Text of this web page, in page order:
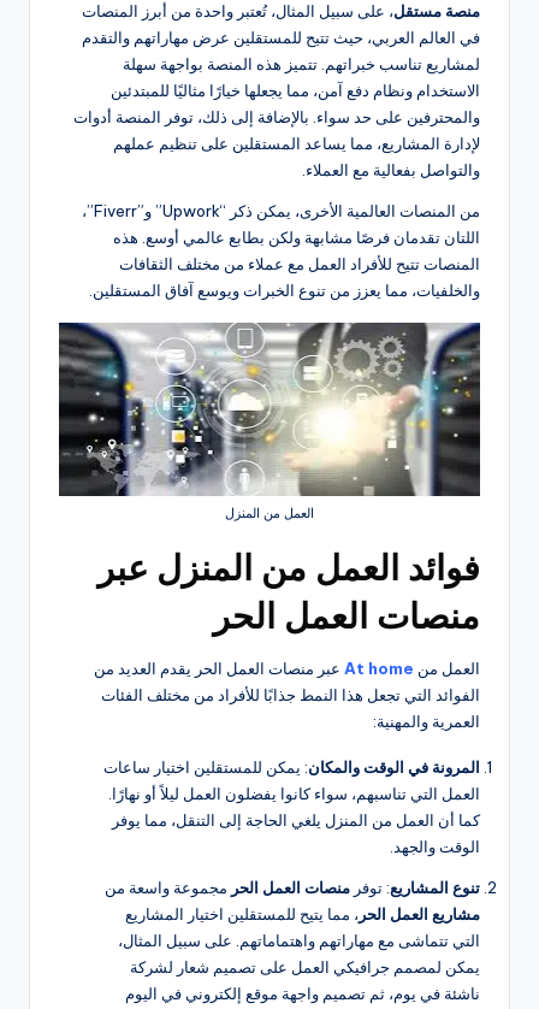
منصة مستقل، على سبيل المثال، تُعتبر واحدة من أبرز المنصات
في العالم العربي، حيث تتيح للمستقلين عرض مهاراتهم والتقدم
لمشاريع تناسب خبراتهم. تتميز هذه المنصة بواجهة سهلة
الاستخدام ونظام دفع آمن، مما يجعلها خيارًا مثاليًا للمبتدئين
والمحترفين على حد سواء. بالإضافة إلى ذلك، توفر المنصة أدوات
لإدارة المشاريع، مما يساعد المستقلين على تنظيم عملهم
والتواصل بفعالية مع العملاء.
من المنصات العالمية الأخرى، يمكن ذكر “Upwork” و”Fiverr”،
اللتان تقدمان فرصًا مشابهة ولكن بطابع عالمي أوسع. هذه
المنصات تتيح للأفراد العمل مع عملاء من مختلف الثقافات
والخلفيات، مما يعزز من تنوع الخبرات ويوسع آفاق المستقلين.
العمل من المنزل
فوائد العمل من المنزل عبر
منصات العمل الحر
العمل من At home عبر منصات العمل الحر يقدم العديد من
الفوائد التي تجعل هذا النمط جذابًا للأفراد من مختلف الفئات
العمرية والمهنية:
المرونة في الوقت والمكان: يمكن للمستقلين اختيار ساعات
العمل التي تناسبهم، سواء كانوا يفضلون العمل ليلاً أو نهارًا.
كما أن العمل من المنزل يلغي الحاجة إلى التنقل، مما يوفر
الوقت والجهد.
تنوع المشاريع: توفر منصات العمل الحر مجموعة واسعة من
مشاريع العمل الحر ، مما يتيح للمستقلين اختيار المشاريع
التي تتماشى مع مهاراتهم واهتماماتهم. على سبيل المثال،
يمكن لمصمم جرافيكي العمل على تصميم شعار لشركة
ناشئة في يوم، ثم تصميم واجهة موقع إلكتروني في اليوم